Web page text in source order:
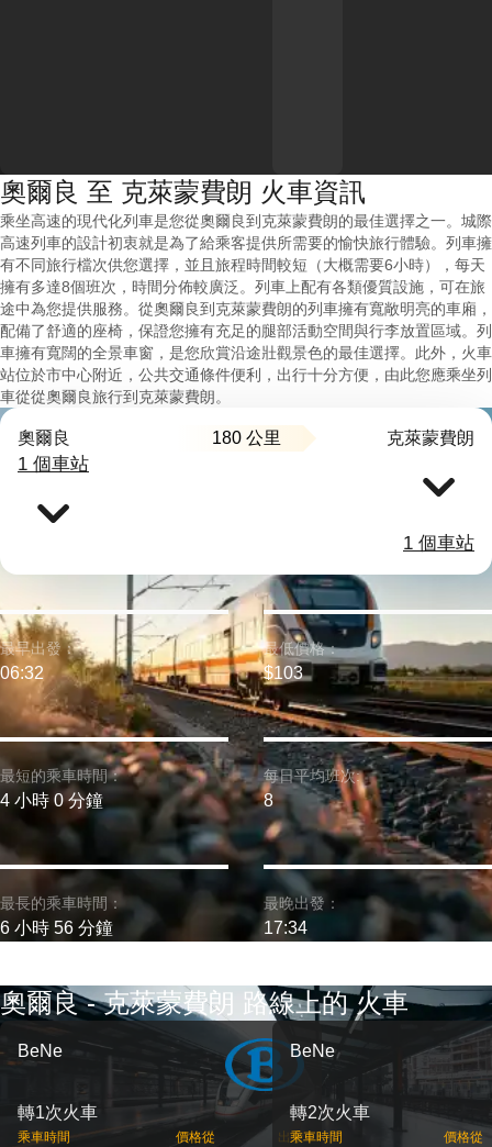
奧爾良 至 克萊蒙費朗 火車資訊
乘坐高速的現代化列車是您從奧爾良到克萊蒙費朗的最佳選擇之一。城際
高速列車的設計初衷就是為了給乘客提供所需要的愉快旅行體驗。列車擁
有不同旅行檔次供您選擇，並且旅程時間較短（大概需要6小時），每天
擁有多達8個班次，時間分佈較廣泛。列車上配有各類優質設施，可在旅
途中為您提供服務。從奧爾良到克萊蒙費朗的列車擁有寬敞明亮的車廂，
配備了舒適的座椅，保證您擁有充足的腿部活動空間與行李放置區域。列
車擁有寬闊的全景車窗，是您欣賞沿途壯觀景色的最佳選擇。此外，火車
站位於市中心附近，公共交通條件便利，出行十分方便，由此您應乘坐列
車從從奧爾良旅行到克萊蒙費朗。
奧爾良 180 公里 克萊蒙費朗
1 個車站
1 個車站
最短的乘車時間：
4 小時 0 分鐘
最早出發：
06:32
最長的乘車時間：
6 小時 56 分鐘
最低價格：
$103
每日平均班次:
8
最晚出發：
17:34
奧爾良 - 克萊蒙費朗 路線上的 火車
BeNe
轉1次火車
乘車時間 價格從 出發
BeNe
轉2次火車
乘車時間 價格從